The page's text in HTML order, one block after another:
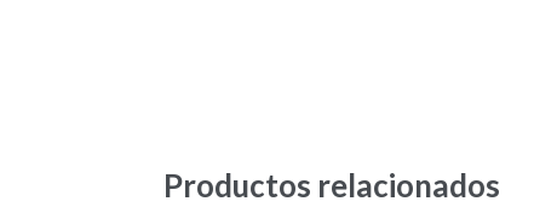
Productos relacionados